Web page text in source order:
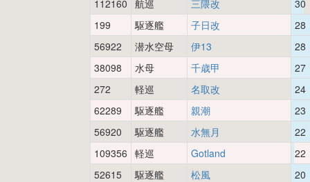
112160 航巡 三隈改
30
199
駆逐艦 子日改
28
56922
潜水空母 伊13
28
38098
水母 千歳甲
27
272
軽巡 名取改
24
62289
駆逐艦 親潮
23
56920
駆逐艦 水無月
22
109356 軽巡 Gotland
22
52615
駆逐艦 松風
20